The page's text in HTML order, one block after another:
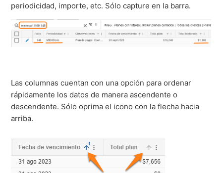
periodicidad, importe, etc. Sólo capture en la barra.
Las columnas cuentan con una opción para ordenar
rápidamente los datos de manera ascendente o
descendente. Sólo oprima el icono con la flecha hacia
arriba.